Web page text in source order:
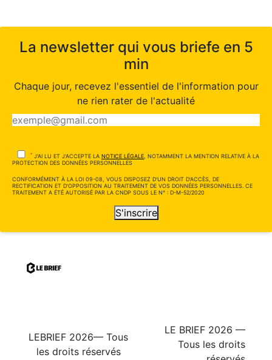
La newsletter qui vous briefe en 5
min
Chaque jour, recevez l'essentiel de l'information pour
ne rien rater de l'actualité
* J'AI LU ET J'ACCEPTE LA NOTICE LÉGALE , NOTAMMENT LA MENTION RELATIVE À LA
PROTECTION DES DONNÉES PERSONNELLES
CONFORMÉMENT À LA LOI 09-08, VOUS DISPOSEZ D'UN DROIT D'ACCÈS, DE
RECTIFICATION ET D'OPPOSITION AU TRAITEMENT DE VOS DONNÉES PERSONNELLES. CE
TRAITEMENT A ÉTÉ AUTORISÉ PAR LA CNDP SOUS LE N° : D-M-52/2020
S'inscrire
LEBRIEF 2026— Tous
les droits réservés
LE BRIEF 2026 —
Tous les droits